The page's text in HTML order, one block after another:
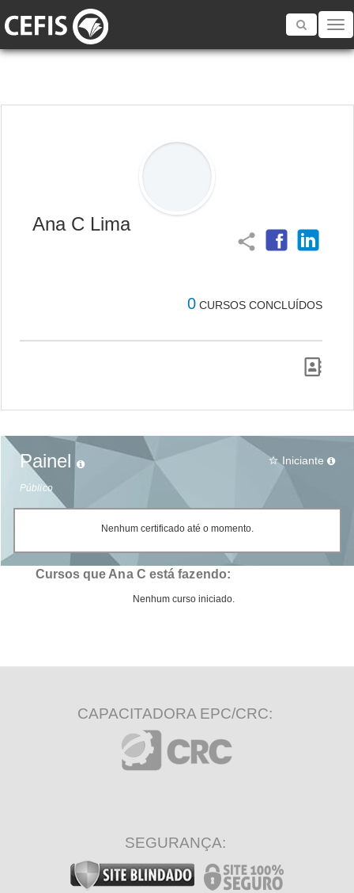
Toggle
Ana C Lima
share
0 CURSOS CONCLUÍDOS
Painel
Público
star_border Iniciante
Nenhum certificado até o momento.
Cursos que Ana C está fazendo:
Nenhum curso iniciado.
CAPACITADORA EPC/CRC:
SEGURANÇA: